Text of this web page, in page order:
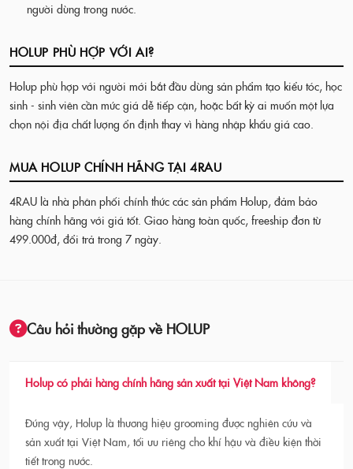
người dùng trong nước.
HOLUP PHÙ HỢP VỚI AI?
Holup phù hợp với người mới bắt đầu dùng sản phẩm tạo kiểu tóc, học
sinh - sinh viên cần mức giá dễ tiếp cận, hoặc bất kỳ ai muốn một lựa
chọn nội địa chất lượng ổn định thay vì hàng nhập khẩu giá cao.
MUA HOLUP CHÍNH HÃNG TẠI 4RAU
4RAU là nhà phân phối chính thức các sản phẩm Holup, đảm bảo
hàng chính hãng với giá tốt. Giao hàng toàn quốc, freeship đơn từ
499.000đ, đổi trả trong 7 ngày.
Câu hỏi thường gặp về HOLUP
Holup có phải hàng chính hãng sản xuất tại Việt Nam không?
Đúng vậy, Holup là thương hiệu grooming được nghiên cứu và
sản xuất tại Việt Nam, tối ưu riêng cho khí hậu và điều kiện thời
tiết trong nước.